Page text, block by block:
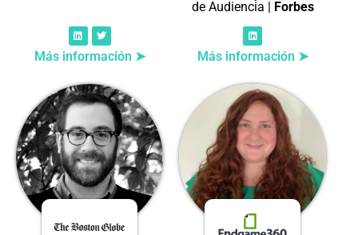
Más información ➤
de Audiencia | Forbes
Más información ➤